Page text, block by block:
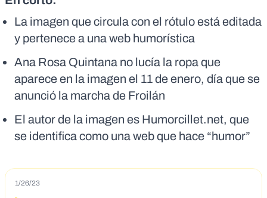
La imagen que circula con el rótulo está editada
y pertenece a una web humorística
Ana Rosa Quintana no lucía la ropa que
aparece en la imagen el 11 de enero, día que se
anunció la marcha de Froilán
El autor de la imagen es Humorcillet.net, que
se identifica como una web que hace “humor”
1/26/23